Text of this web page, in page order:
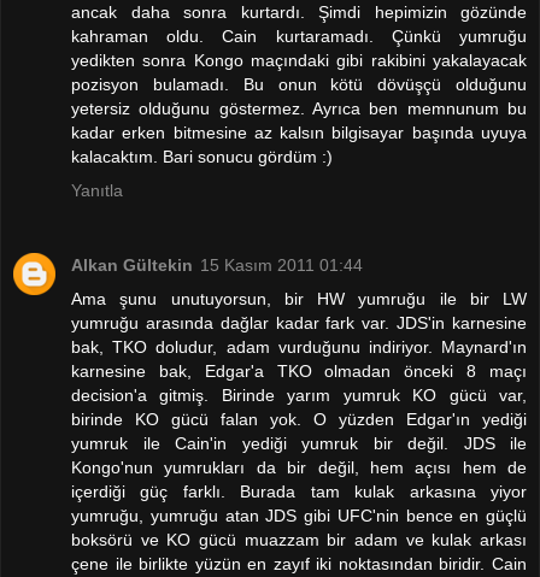
ancak daha sonra kurtardı. Şimdi hepimizin gözünde
kahraman oldu. Cain kurtaramadı. Çünkü yumruğu
yedikten sonra Kongo maçındaki gibi rakibini yakalayacak
pozisyon bulamadı. Bu onun kötü dövüşçü olduğunu
yetersiz olduğunu göstermez. Ayrıca ben memnunum bu
kadar erken bitmesine az kalsın bilgisayar başında uyuya
kalacaktım. Bari sonucu gördüm :)
Yanıtla
Alkan Gültekin 15 Kasım 2011 01:44
Ama şunu unutuyorsun, bir HW yumruğu ile bir LW
yumruğu arasında dağlar kadar fark var. JDS'in karnesine
bak, TKO doludur, adam vurduğunu indiriyor. Maynard'ın
karnesine bak, Edgar'a TKO olmadan önceki 8 maçı
decision'a gitmiş. Birinde yarım yumruk KO gücü var,
birinde KO gücü falan yok. O yüzden Edgar'ın yediği
yumruk ile Cain'in yediği yumruk bir değil. JDS ile
Kongo'nun yumrukları da bir değil, hem açısı hem de
içerdiği güç farklı. Burada tam kulak arkasına yiyor
yumruğu, yumruğu atan JDS gibi UFC'nin bence en güçlü
boksörü ve KO gücü muazzam bir adam ve kulak arkası
çene ile birlikte yüzün en zayıf iki noktasından biridir. Cain